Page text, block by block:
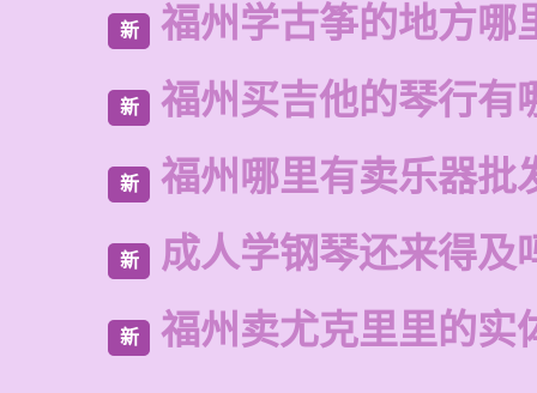
新 福州学古筝的地方哪
新 福州买吉他的琴行有
新 福州哪里有卖乐器批
新 成人学钢琴还来得及
新 福州卖尤克里里的实